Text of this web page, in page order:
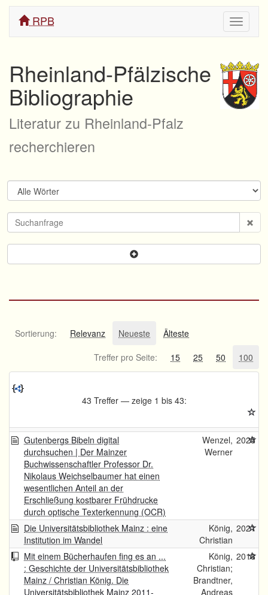
ein/
RPB
Rheinland-Pfälzische
Bibliographie
Literatur zu Rheinland-Pfalz
recherchieren
Sortierung: Relevanz Neueste
Älteste
Treffer pro Seite:
15 25 50 100
43 Treffer — zeige 1 bis 43:
Gutenbergs Bibeln digital
durchsuchen | Der Mainzer
Buchwissenschaftler Professor Dr.
Nikolaus Weichselbaumer hat einen
wesentlichen Anteil an der
Erschließung kostbarer Frühdrucke
durch optische Texterkennung (OCR)
Wenzel,
Werner
2025
Die Universitätsbibliothek Mainz : eine
Institution im Wandel
König,
Christian
2021
Mit einem Bücherhaufen fing es an ...
: Geschichte der Universitätsbibliothek
Mainz / Christian König. Die
Universitätsbibliothek Mainz 2011-
König,
Christian;
Brandtner,
Andreas
2018